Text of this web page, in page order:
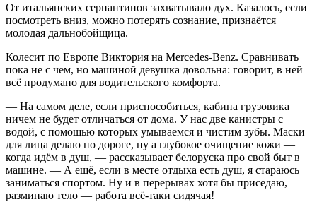
От итальянских серпантинов захватывало дух. Казалось, если
посмотреть вниз, можно потерять сознание, признаётся
молодая дальнобойщица.
Колесит по Европе Виктория на Merсedes-Benz. Сравнивать
пока не с чем, но машиной девушка довольна: говорит, в ней
всё продумано для водительского комфорта.
— На самом деле, если приспособиться, кабина грузовика
ничем не будет отличаться от дома. У нас две канистры с
водой, с помощью которых умываемся и чистим зубы. Маски
для лица делаю по дороге, ну а глубокое очищение кожи —
когда идём в душ, — рассказывает белоруска про свой быт в
машине. — А ещё, если в месте отдыха есть душ, я стараюсь
заниматься спортом. Ну и в перерывах хотя бы приседаю,
разминаю тело — работа всё-таки сидячая!